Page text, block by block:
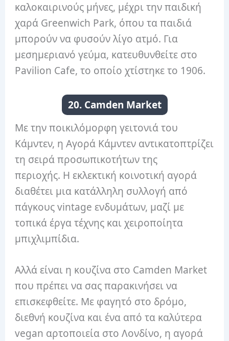
καλοκαιρινούς μήνες, μέχρι την παιδική
χαρά Greenwich Park, όπου τα παιδιά
μπορούν να φυσούν λίγο ατμό. Για
μεσημεριανό γεύμα, κατευθυνθείτε στο
Pavilion Cafe, το οποίο χτίστηκε το 1906.
20. Camden Market
Με την ποικιλόμορφη γειτονιά του
Κάμντεν, η Αγορά Κάμντεν αντικατοπτρίζει
τη σειρά προσωπικοτήτων της
περιοχής. Η εκλεκτική κοινοτική αγορά
διαθέτει μια κατάλληλη συλλογή από
πάγκους vintage ενδυμάτων, μαζί με
τοπικά έργα τέχνης και χειροποίητα
μπιχλιμπίδια.
Αλλά είναι η κουζίνα στο Camden Market
που πρέπει να σας παρακινήσει να
επισκεφθείτε. Με φαγητό στο δρόμο,
διεθνή κουζίνα και ένα από τα καλύτερα
vegan αρτοποιεία στο Λονδίνο, η αγορά